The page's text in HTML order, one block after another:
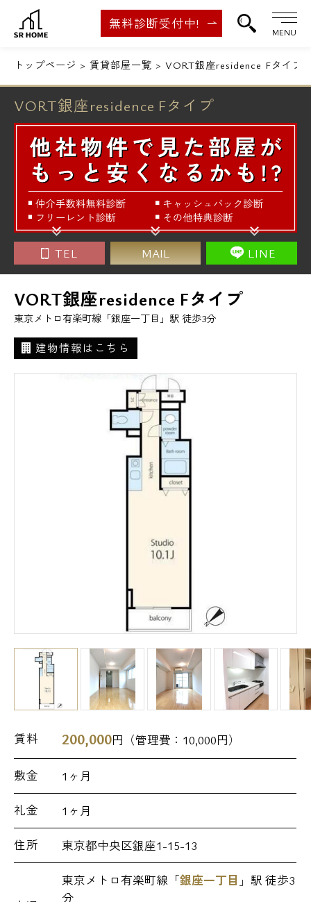
無料診断受付中!
MENU
トップページ 賃貸部屋一覧 VORT銀座residence Fタイプ
VORT銀座residence Fタイプ
TEL MAIL LINE
VORT銀座residence Fタイプ
東京メトロ有楽町線「銀座一丁目」駅 徒歩3分
建物情報はこちら
賃料 200,000円（管理費： 10,000円）
敷金 1ヶ月
礼金 1ヶ月
住所 東京都中央区銀座1-15-13
東京メトロ有楽町線「銀座一丁目 」駅 徒歩3
分